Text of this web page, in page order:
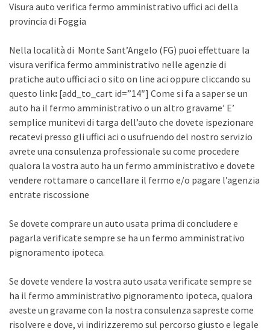
Visura auto verifica fermo amministrativo uffici aci della
provincia di Foggia
Nella località di Monte Sant’Angelo (FG) puoi effettuare la
visura verifica fermo amministrativo nelle agenzie di
pratiche auto uffici aci o sito on line aci oppure cliccando su
questo link: [add_to_cart id=”14″] Come si fa a saper se un
auto ha il fermo amministrativo o un altro gravame’ E’
semplice munitevi di targa dell’auto che dovete ispezionare
recatevi presso gli uffici aci o usufruendo del nostro servizio
avrete una consulenza professionale su come procedere
qualora la vostra auto ha un fermo amministrativo e dovete
vendere rottamare o cancellare il fermo e/o pagare l’agenzia
entrate riscossione
Se dovete comprare un auto usata prima di concludere e
pagarla verificate sempre se ha un fermo amministrativo
pignoramento ipoteca.
Se dovete vendere la vostra auto usata verificate sempre se
ha il fermo amministrativo pignoramento ipoteca, qualora
aveste un gravame con la nostra consulenza sapreste come
risolvere e dove, vi indirizzeremo sul percorso giusto e legale